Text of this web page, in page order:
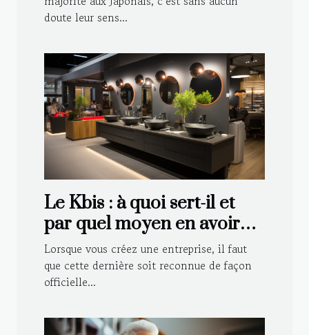
doute leur sens...
Le Kbis : à quoi sert-il et
par quel moyen en avoir
pour sa société ?
Lorsque vous créez une entreprise, il faut
que cette dernière soit reconnue de façon
officielle...